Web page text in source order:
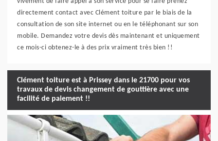
directement contact avec Clément toiture par le biais de la
consultation de son site internet ou en le téléphonant sur son
mobile. Demandez votre devis dès maintenant et uniquement
ce mois-ci obtenez-le à des prix vraiment très bien !!
Clément toiture est à Prissey dans le 21700 pour vos
travaux de devis changement de gouttière avec une
facilité de paiement !!